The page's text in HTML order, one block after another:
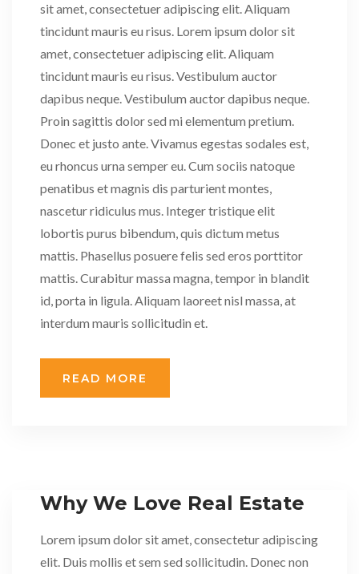
sit amet, consectetuer adipiscing elit. Aliquam
tincidunt mauris eu risus. Lorem ipsum dolor sit
amet, consectetuer adipiscing elit. Aliquam
tincidunt mauris eu risus. Vestibulum auctor
dapibus neque. Vestibulum auctor dapibus neque.
Proin sagittis dolor sed mi elementum pretium.
Donec et justo ante. Vivamus egestas sodales est,
eu rhoncus urna semper eu. Cum sociis natoque
penatibus et magnis dis parturient montes,
nascetur ridiculus mus. Integer tristique elit
lobortis purus bibendum, quis dictum metus
mattis. Phasellus posuere felis sed eros porttitor
mattis. Curabitur massa magna, tempor in blandit
id, porta in ligula. Aliquam laoreet nisl massa, at
interdum mauris sollicitudin et.
READ MORE
Why We Love Real Estate
Lorem ipsum dolor sit amet, consectetur adipiscing
elit. Duis mollis et sem sed sollicitudin. Donec non